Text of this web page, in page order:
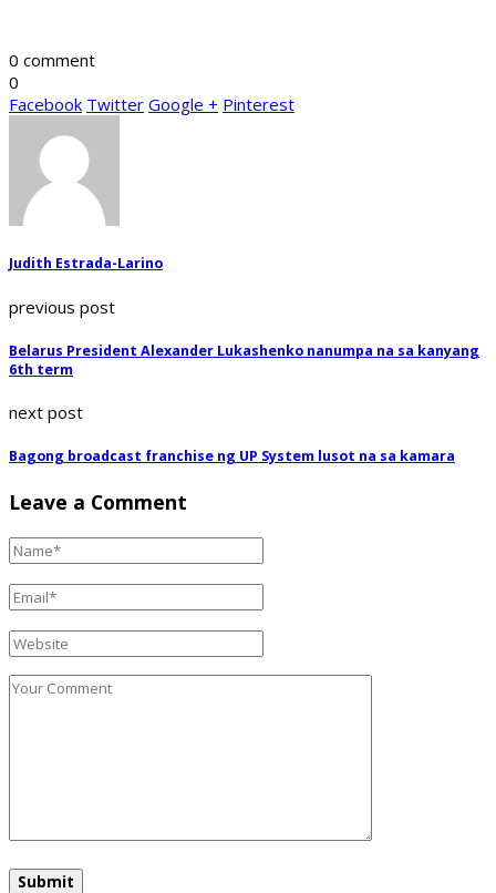
0 comment
0
Facebook Twitter Google + Pinterest
Judith Estrada-Larino
previous post
Belarus President Alexander Lukashenko nanumpa na sa kanyang
6th term
next post
Bagong broadcast franchise ng UP System lusot na sa kamara
Leave a Comment